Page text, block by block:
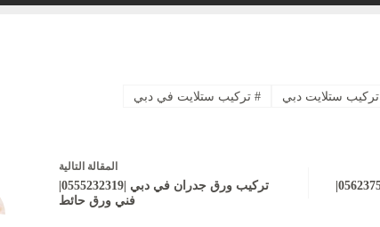
تركيب ستلايت دبي # تركيب ستلايت في دبي
المقالة التالية
فني ورق حائط